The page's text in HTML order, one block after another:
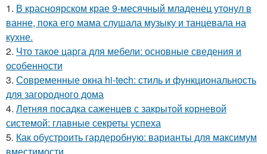
1. В красноярском крае 9-месячный младенец утонул в
ванне, пока его мама слушала музыку и танцевала на
кухне.
2. Что такое царга для мебели: основные сведения и
особенности
3. Современные окна hi-tech: стиль и функциональность
для загородного дома
4. Летняя посадка саженцев с закрытой корневой
системой: главные секреты успеха
5. Как обустроить гардеробную: варианты для максимум